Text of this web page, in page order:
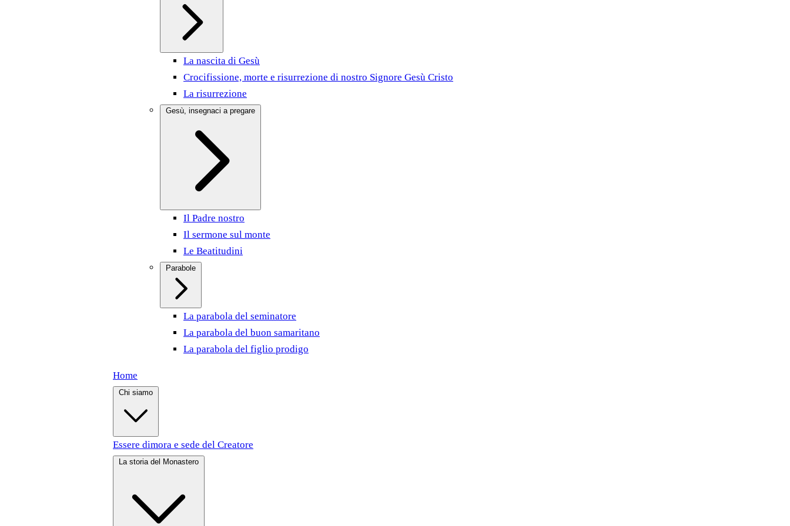
La nascita di Gesù
Crocifissione, morte e risurrezione di nostro Signore Gesù Cristo
La risurrezione
Il Padre nostro
Il sermone sul monte
Le Beatitudini
La parabola del seminatore
La parabola del buon samaritano
La parabola del figlio prodigo
Home
Essere dimora e sede del Creatore